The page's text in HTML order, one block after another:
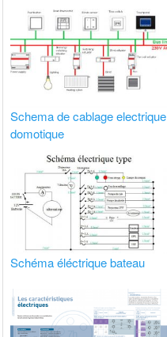
Schema de cablage electrique
domotique
Schéma éléctrique bateau